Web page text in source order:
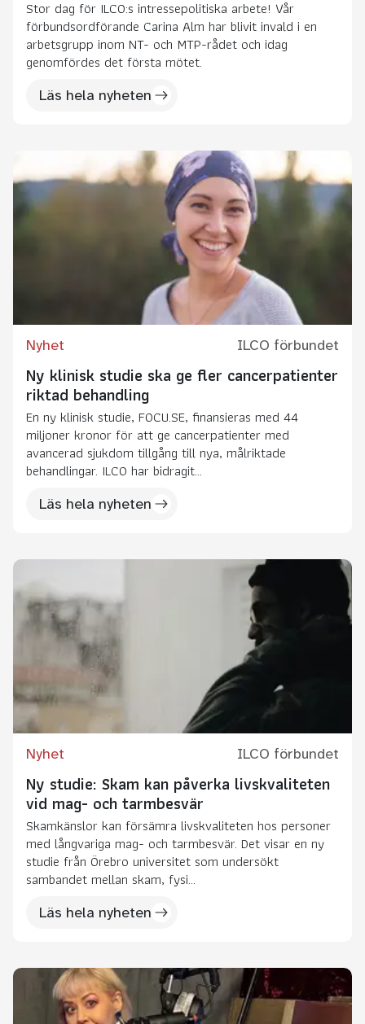
Stor dag för ILCO:s intressepolitiska arbete! Vår
förbundsordförande Carina Alm har blivit invald i en
arbetsgrupp inom NT- och MTP-rådet och idag
genomfördes det första mötet.
Läs hela nyheten
Nyhet ILCO förbundet
Ny klinisk studie ska ge fler cancerpatienter
riktad behandling
En ny klinisk studie, FOCU.SE, finansieras med 44
miljoner kronor för att ge cancerpatienter med
avancerad sjukdom tillgång till nya, målriktade
behandlingar. ILCO har bidragit...
Läs hela nyheten
Nyhet ILCO förbundet
Ny studie: Skam kan påverka livskvaliteten
vid mag- och tarmbesvär
Skamkänslor kan försämra livskvaliteten hos personer
med långvariga mag- och tarmbesvär. Det visar en ny
studie från Örebro universitet som undersökt
sambandet mellan skam, fysi...
Läs hela nyheten